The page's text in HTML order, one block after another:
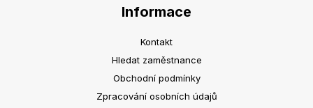
Informace
Kontakt
Hledat zaměstnance
Obchodní podmínky
Zpracování osobních údajů